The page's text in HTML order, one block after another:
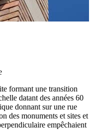
formant une transition
datant des années 60
donnant sur une rue
des monuments et sites et
empêchaient